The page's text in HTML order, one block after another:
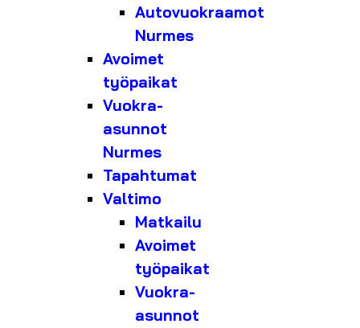
Autovuokraamot
Nurmes
Avoimet
työpaikat
Vuokra-
asunnot
Nurmes
Tapahtumat
Valtimo
Matkailu
Avoimet
työpaikat
Vuokra-
asunnot